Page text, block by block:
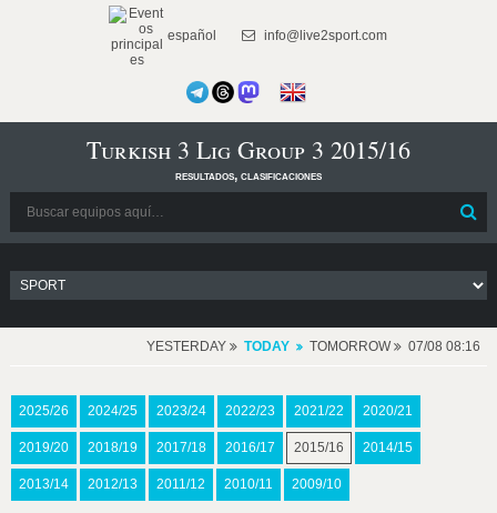
español info@live2sport.com
Turkish 3 Lig Group 3 2015/16
resultados, clasificaciones
YESTERDAY TODAY TOMORROW 07/08 08:16
2025/26 2024/25 2023/24 2022/23 2021/22 2020/21
2019/20 2018/19 2017/18 2016/17 2015/16 2014/15
2013/14 2012/13 2011/12 2010/11 2009/10